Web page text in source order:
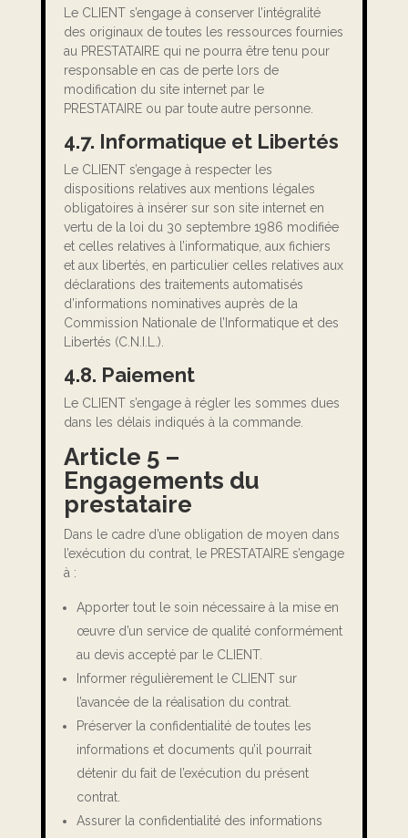
Le CLIENT s’engage à conserver l’intégralité
des originaux de toutes les ressources fournies
au PRESTATAIRE qui ne pourra être tenu pour
responsable en cas de perte lors de
modification du site internet par le
PRESTATAIRE ou par toute autre personne.
4.7. Informatique et Libertés
Le CLIENT s’engage à respecter les
dispositions relatives aux mentions légales
obligatoires à insérer sur son site internet en
vertu de la loi du 30 septembre 1986 modifiée
et celles relatives à l’informatique, aux fichiers
et aux libertés, en particulier celles relatives aux
déclarations des traitements automatisés
d’informations nominatives auprès de la
Commission Nationale de l’Informatique et des
Libertés (C.N.I.L.).
4.8. Paiement
Le CLIENT s’engage à régler les sommes dues
dans les délais indiqués à la commande.
Article 5 –
Engagements du
prestataire
Dans le cadre d’une obligation de moyen dans
l’exécution du contrat, le PRESTATAIRE s’engage
à :
Apporter tout le soin nécessaire à la mise en
œuvre d’un service de qualité conformément
au devis accepté par le CLIENT.
Informer régulièrement le CLIENT sur
l’avancée de la réalisation du contrat.
Préserver la confidentialité de toutes les
informations et documents qu’il pourrait
détenir du fait de l’exécution du présent
contrat.
Assurer la confidentialité des informations